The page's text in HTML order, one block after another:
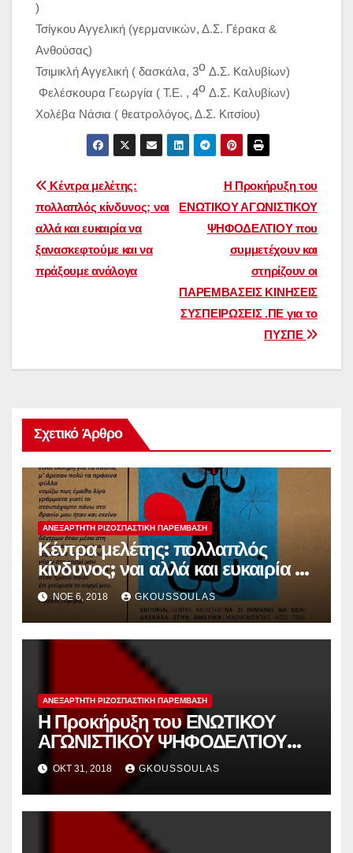
)
Τσίγκου Αγγελική (γερμανικών, Δ.Σ. Γέρακα &
Ανθούσας)
Τσιμικλή Αγγελική ( δασκάλα, 3ο Δ.Σ. Καλυβίων)
Φελέσκουρα Γεωργία ( Τ.Ε. , 4ο Δ.Σ. Καλυβίων)
Χολέβα Νάσια ( θεατρολόγος, Δ.Σ. Κιτσίου)
Πλοήγηση
άρθρων
Η Προκήρυξη του
ΕΝΩΤΙΚΟΥ ΑΓΩΝΙΣΤΙΚΟΥ
ΨΗΦΟΔΕΛΤΙΟΥ που
συμμετέχουν και
στηρίζουν οι
ΠΑΡΕΜΒΑΣΕΙΣ ΚΙΝΗΣΕΙΣ
ΣΥΣΠΕΙΡΩΣΕΙΣ .ΠΕ για το
ΠΥΣΠΕ
Κέντρα μελέτης:
πολλαπλός κίνδυνος; ναι
αλλά και ευκαιρία να
ξανασκεφτούμε και να
πράξουμε ανάλογα
Σχετικό Άρθρο
ΑΝΕΞΆΡΤΗΤΗ ΡΙΖΟΣΠΑΣΤΙΚΉ ΠΑΡΈΜΒΑΣΗ
Κέντρα μελέτης: πολλαπλός
κίνδυνος; ναι αλλά και ευκαιρία να
ξανασκεφτούμε και να πράξουμε
ανάλογα
ΝΟΈ 6, 2018 GKOUSSOULAS
ΑΝΕΞΆΡΤΗΤΗ ΡΙΖΟΣΠΑΣΤΙΚΉ ΠΑΡΈΜΒΑΣΗ
Η Προκήρυξη του ΕΝΩΤΙΚΟΥ
ΑΓΩΝΙΣΤΙΚΟΥ ΨΗΦΟΔΕΛΤΙΟΥ
που συμμετέχουν και στηρίζουν
οι ΠΑΡΕΜΒΑΣΕΙΣ ΚΙΝΗΣΕΙΣ
ΣΥΣΠΕΙΡΩΣΕΙΣ .ΠΕ για το ΠΥΣΠΕ
ΟΚΤ 31, 2018 GKOUSSOULAS